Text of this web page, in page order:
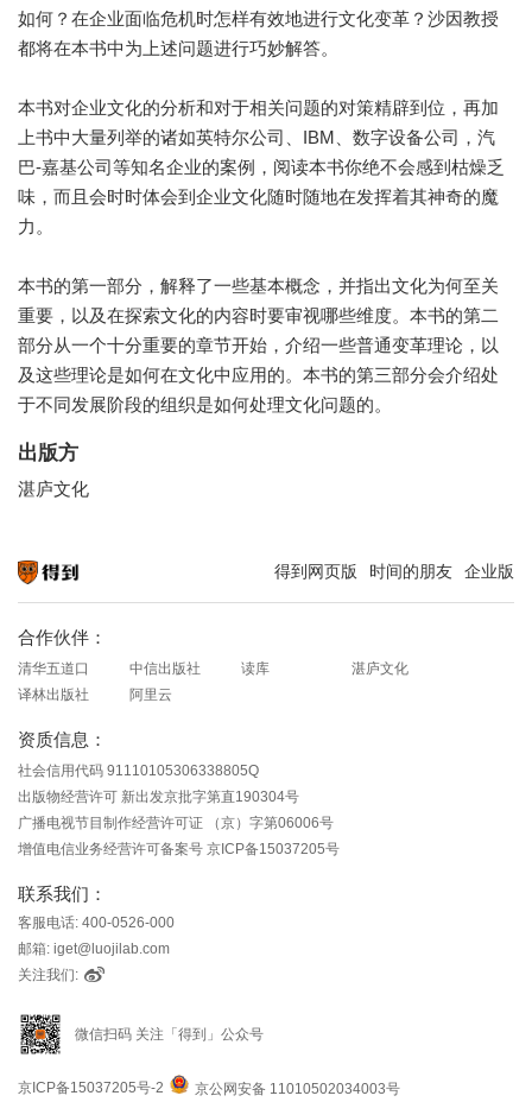
如何？在企业面临危机时怎样有效地进行文化变革？沙因教授
都将在本书中为上述问题进行巧妙解答。
本书对企业文化的分析和对于相关问题的对策精辟到位，再加
上书中大量列举的诸如英特尔公司、IBM、数字设备公司，汽
巴-嘉基公司等知名企业的案例，阅读本书你绝不会感到枯燥乏
味，而且会时时体会到企业文化随时随地在发挥着其神奇的魔
力。
本书的第一部分，解释了一些基本概念，并指出文化为何至关
重要，以及在探索文化的内容时要审视哪些维度。本书的第二
部分从一个十分重要的章节开始，介绍一些普通变革理论，以
及这些理论是如何在文化中应用的。本书的第三部分会介绍处
于不同发展阶段的组织是如何处理文化问题的。
出版方
湛庐文化
得到网页版 时间的朋友 企业版
合作伙伴：
清华五道口 中信出版社 读库
湛庐文化
译林出版社
阿里云
资质信息：
社会信用代码 91110105306338805Q
出版物经营许可 新出发京批字第直190304号
广播电视节目制作经营许可证 （京）字第06006号
增值电信业务经营许可备案号 京ICP备15037205号
联系我们：
客服电话: 400-0526-000
邮箱: iget@luojilab.com
关注我们:
微信扫码 关注「得到」公众号
京ICP备15037205号-2 京公网安备 11010502034003号